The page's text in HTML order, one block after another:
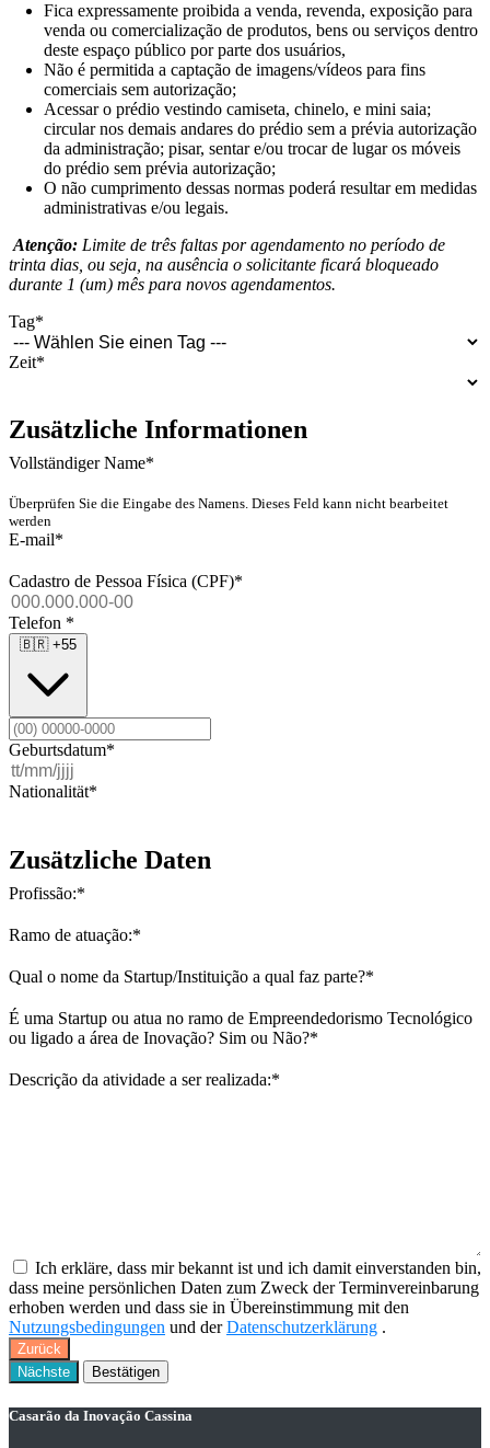
Fica expressamente proibida a venda, revenda, exposição para
venda ou comercialização de produtos, bens ou serviços dentro
deste espaço público por parte dos usuários,
Não é permitida a captação de imagens/vídeos para fins
comerciais sem autorização;
Acessar o prédio vestindo camiseta, chinelo, e mini saia;
circular nos demais andares do prédio sem a prévia autorização
da administração; pisar, sentar e/ou trocar de lugar os móveis
do prédio sem prévia autorização;
O não cumprimento dessas normas poderá resultar em medidas
administrativas e/ou legais.
Atenção: Limite de três faltas por agendamento no período de
trinta dias, ou seja, na ausência o solicitante ficará bloqueado
durante 1 (um) mês para novos agendamentos.
Tag*
Zeit*
Zusätzliche Informationen
Vollständiger Name*
Überprüfen Sie die Eingabe des Namens. Dieses Feld kann nicht bearbeitet
werden
E-mail*
Cadastro de Pessoa Física (CPF)*
Telefon *
🇧🇷 +55
Geburtsdatum*
Nationalität*
Zusätzliche Daten
Profissão:*
Ramo de atuação:*
Qual o nome da Startup/Instituição a qual faz parte?*
É uma Startup ou atua no ramo de Empreendedorismo Tecnológico
ou ligado a área de Inovação? Sim ou Não?*
Descrição da atividade a ser realizada:*
Ich erkläre, dass mir bekannt ist und ich damit einverstanden bin,
dass meine persönlichen Daten zum Zweck der Terminvereinbarung
erhoben werden und dass sie in Übereinstimmung mit den
Nutzungsbedingungen und derDatenschutzerklärung .
Zurück
Nächste
Bestätigen
Casarão da Inovação Cassina